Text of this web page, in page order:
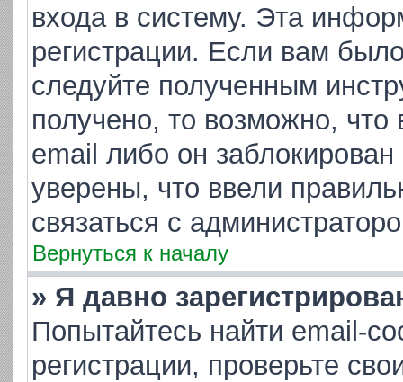
входа в систему. Эта
регистрации. Если вам
следуйте полученным
получено, то возможно,
email либо он
уверены, что ввели
связаться с
Вернуться к началу
» Я давно
Попытайтесь найти email-
регистрации, проверьте